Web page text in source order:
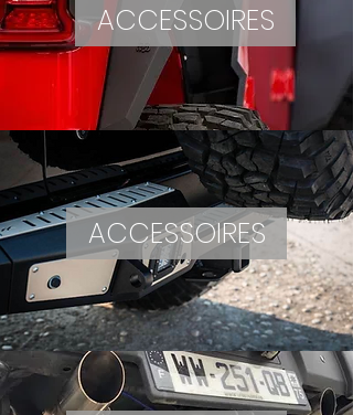
ACCESSOIRES
ACCESSOIRES